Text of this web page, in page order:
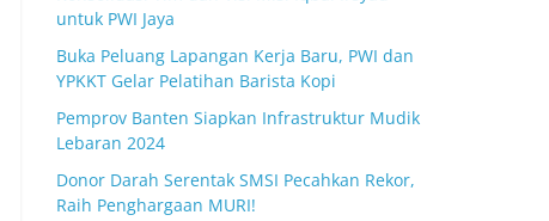
untuk PWI Jaya
Buka Peluang Lapangan Kerja Baru, PWI dan
YPKKT Gelar Pelatihan Barista Kopi
Pemprov Banten Siapkan Infrastruktur Mudik
Lebaran 2024
Donor Darah Serentak SMSI Pecahkan Rekor,
Raih Penghargaan MURI!